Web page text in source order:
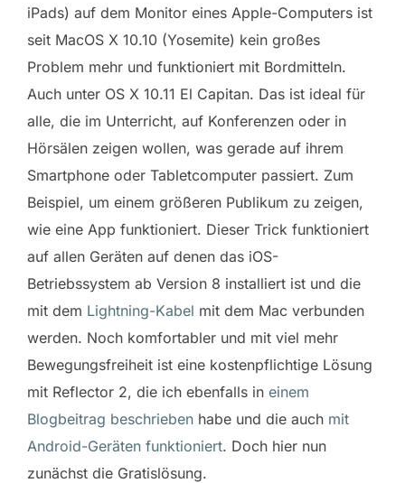
iPads) auf dem Monitor eines Apple-Computers ist
seit MacOS X 10.10 (Yosemite) kein großes
Problem mehr und funktioniert mit Bordmitteln.
Auch unter OS X 10.11 El Capitan. Das ist ideal für
alle, die im Unterricht, auf Konferenzen oder in
Hörsälen zeigen wollen, was gerade auf ihrem
Smartphone oder Tabletcomputer passiert. Zum
Beispiel, um einem größeren Publikum zu zeigen,
wie eine App funktioniert. Dieser Trick funktioniert
auf allen Geräten auf denen das iOS-
Betriebssystem ab Version 8 installiert ist und die
mit dem Lightning-Kabel mit dem Mac verbunden
werden. Noch komfortabler und mit viel mehr
Bewegungsfreiheit ist eine kostenpflichtige Lösung
mit Reflector 2, die ich ebenfalls in einem
Blogbeitrag beschrieben habe und die auch mit
Android-Geräten funktioniert. Doch hier nun
zunächst die Gratislösung.